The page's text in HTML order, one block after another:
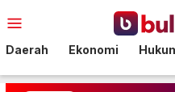
ke
Mobile
Daerah Ekonomi